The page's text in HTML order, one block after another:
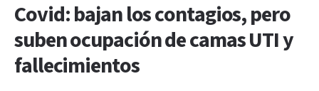
Covid: bajan los contagios, pero
suben ocupación de camas UTI y
fallecimientos